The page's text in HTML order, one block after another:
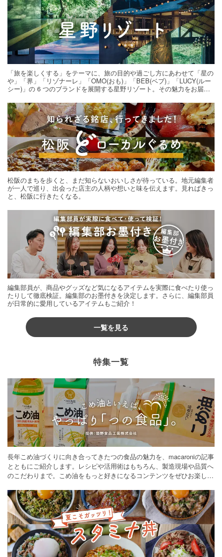
「旅を楽しくする」をテーマに、旅の目的や過ごし方にあわせて「星の
や」「界」「リゾナーレ」「OMO(おも)」「BEB(ベブ)」「LUCY(ルー
シー)」の 6 つのブランドを展開する星野リゾート。その魅力をお届け
松阪のまちを歩くと、まだ知らないおいしさが待っている。地元編集者
が一人で巡り、出会った店主の人柄や想いと味を伝えます。見ればきっ
と、松阪に行きたくなる。
編集部員が、商品やグッズなど気になるアイテムを実際に食べたり使っ
たりして徹底検証。編集部のお墨付きを決定します。さらに、編集部員
が日常的に愛用しているアイテムもご紹介！
一覧を見る
特集一覧
長年こめ油づくりに向き合ってきたつの食品の魅力を、macaroniの記事
とともにご紹介します。レシピや活用術はもちろん、製造現場や品質へ
のこだわりまで。こめ油をもっと好きになるコンテンツをぜひお楽しみ